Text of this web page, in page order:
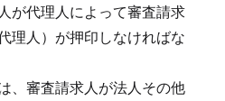
が代理人によって審査請求
理人）が押印しなければな
、審査請求人が法人その他